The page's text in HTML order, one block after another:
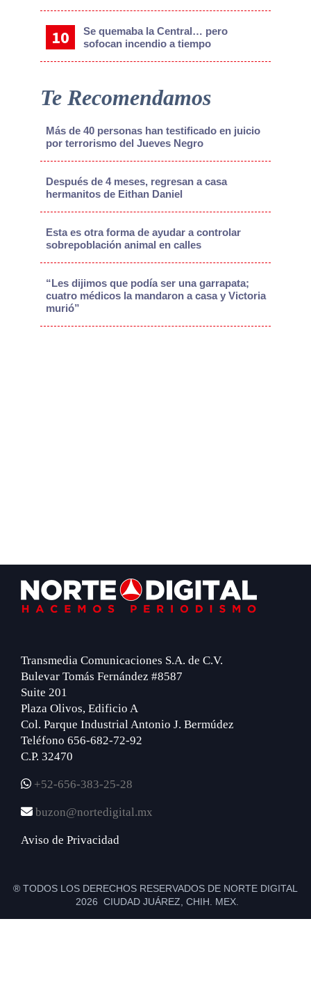
Se quemaba la Central… pero
sofocan incendio a tiempo
Te Recomendamos
Más de 40 personas han testificado en juicio
por terrorismo del Jueves Negro
Después de 4 meses, regresan a casa
hermanitos de Eithan Daniel
Esta es otra forma de ayudar a controlar
sobrepoblación animal en calles
“Les dijimos que podía ser una garrapata;
cuatro médicos la mandaron a casa y Victoria
murió”
Footer
Transmedia Comunicaciones S.A. de C.V.
Bulevar Tomás Fernández #8587
Suite 201
Plaza Olivos, Edificio A
Col. Parque Industrial Antonio J. Bermúdez
Teléfono 656-682-72-92
C.P. 32470
+52-656-383-25-28
buzon@nortedigital.mx
Aviso de Privacidad
® TODOS LOS DERECHOS RESERVADOS DE NORTE DIGITAL
2026 CIUDAD JUÁREZ, CHIH. MEX.